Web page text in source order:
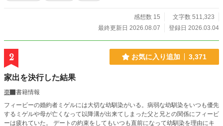
感想数 15
文字数 511,323
最終更新日 2026.08.07
登録日 2026.03.04
2 お気に入り追加 3,371
家出を決行した結果
棗
書籍情報
フィービーの婚約者ミゲルには大切な幼馴染がいる。病弱な幼馴染をいつも優先
するミゲルや母が亡くなって以降溝が出来てしまった父と兄との関係にフィービ
ーは疲れていた。 デートの約束をしてもいつも直前になって幼馴染を理由にキ